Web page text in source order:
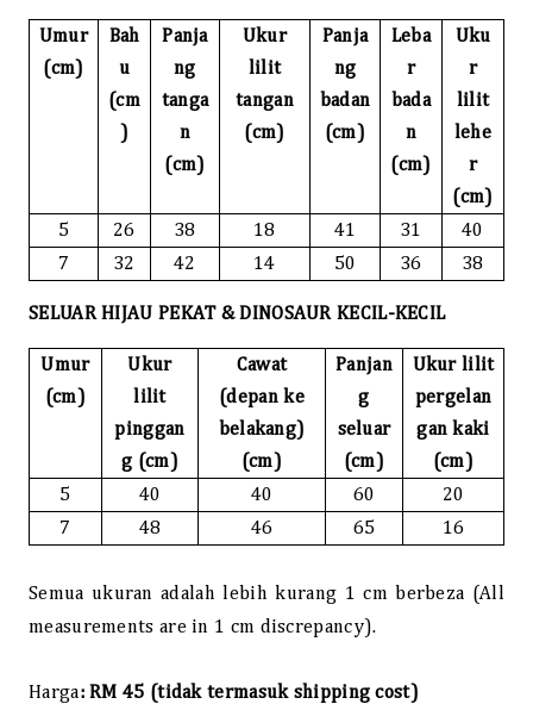
Umur
(cm)
Bah
u
(cm
)
Panja
ng
tanga
n
(cm)
Ukur
lilit
tangan
(cm)
Panja
ng
badan
(cm)
Leba
r
bada
n
(cm)
Uku
r
lilit
lehe
r
(cm)
5
26 38 18 41 31
40
7
32 42 14 50 36 38
SELUAR HIJAU PEKAT & DINOSAUR KECIL-KECIL
Umur
(cm)
Ukur
lilit
pinggan
g (cm)
Cawat
(depan ke
belakang)
(cm)
Panjan
g
seluar
(cm)
Ukur lilit
pergelan
gan kaki
(cm)
5
40 40 60
20
7
48 46 65 16
Semua ukuran adalah lebih kurang 1 cm berbeza (All
measurements are in 1 cm discrepancy).
Harga: RM 45 (tidak termasuk shipping cost)